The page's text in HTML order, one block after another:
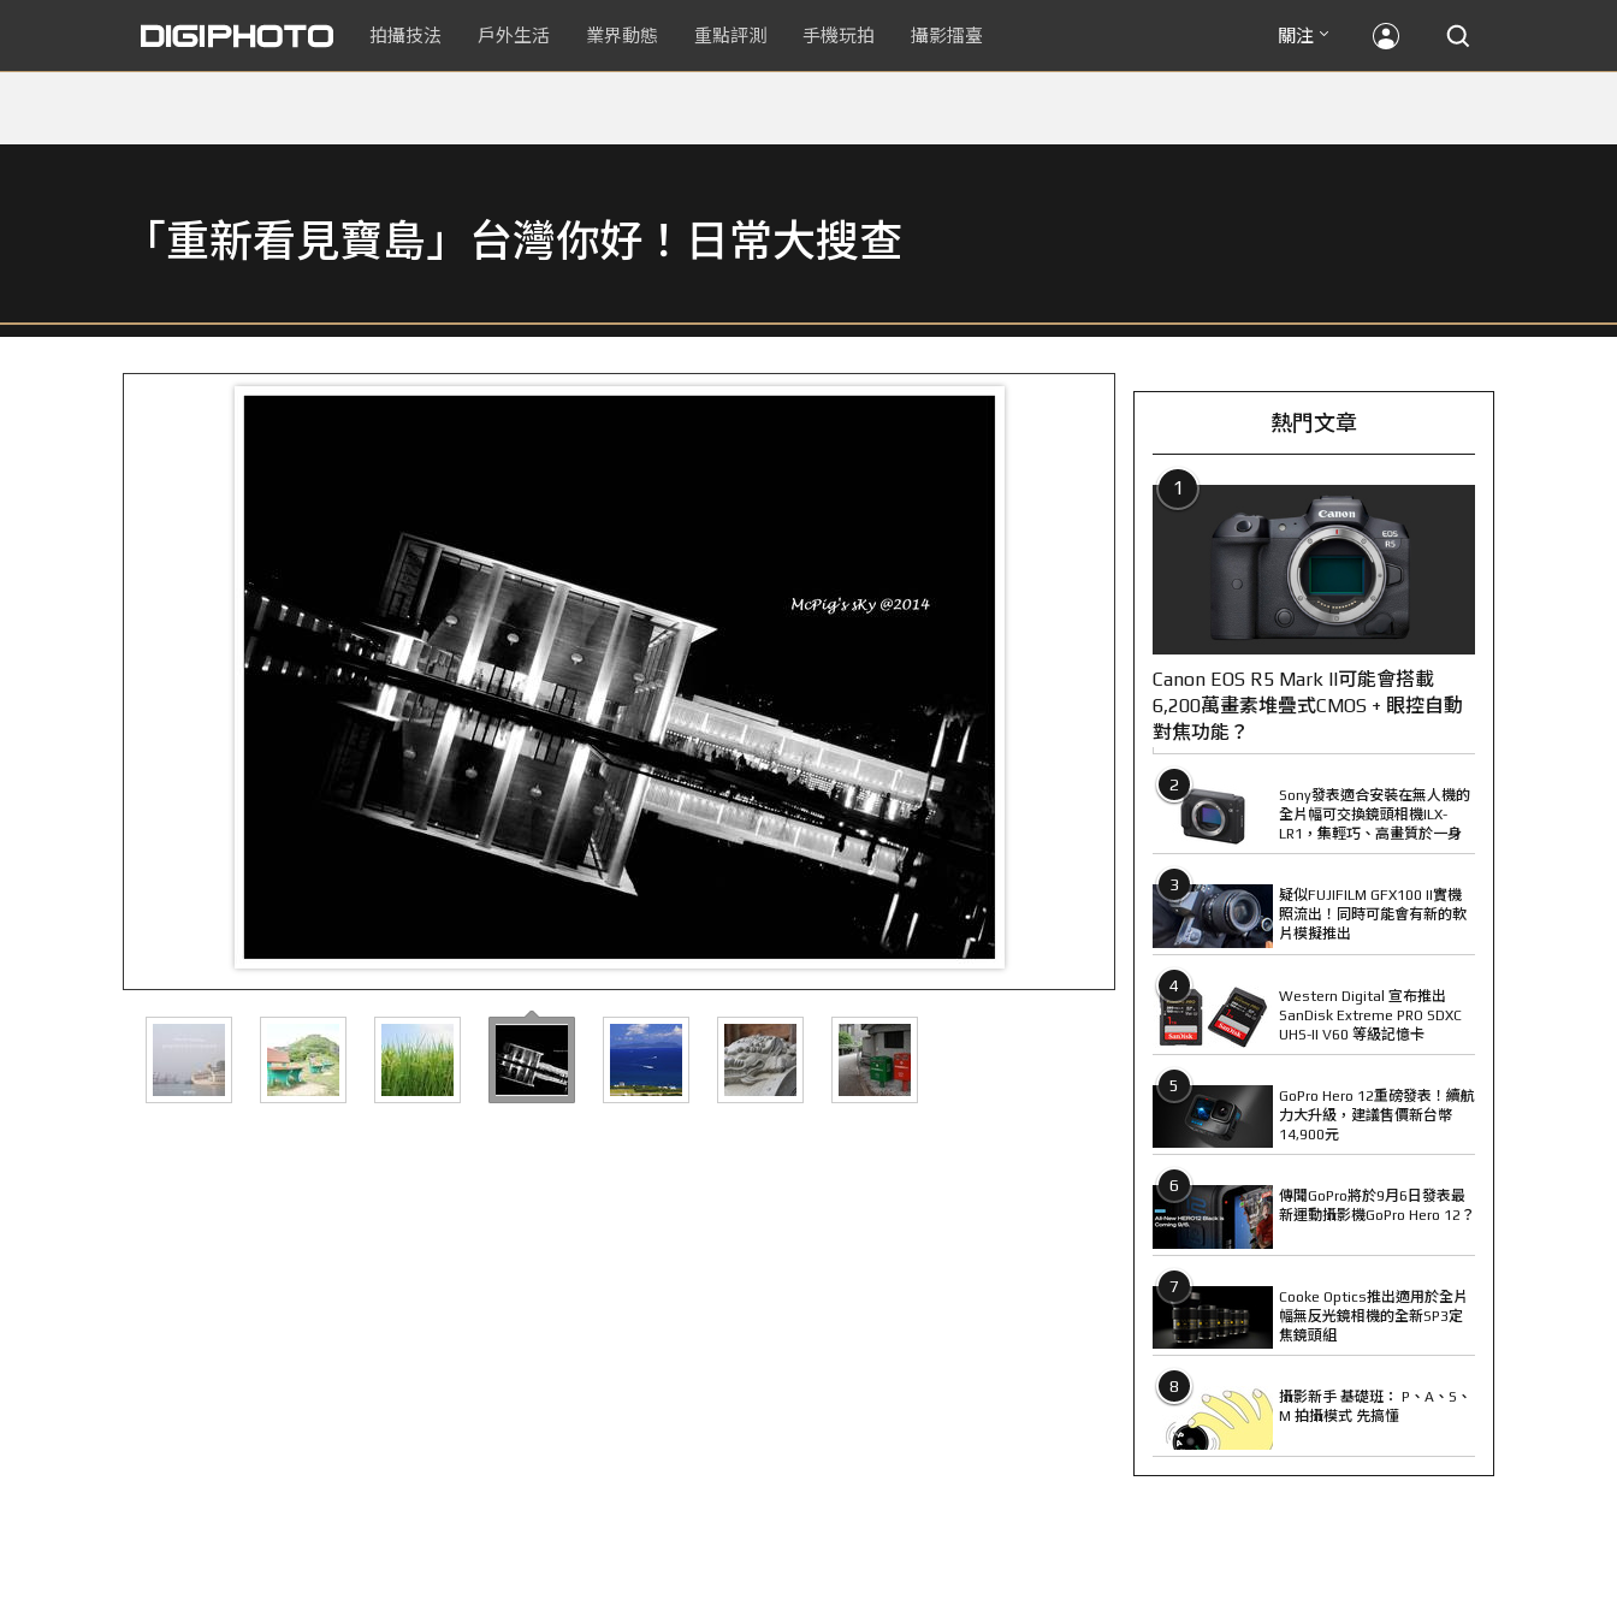
拍攝技法 戶外生活 業界動態 重點評測 手機玩拍 攝影擂臺 關注
「重新看見寶島」台灣你好！日常大搜查
熱門文章
1
Canon EOS R5 Mark II可能會搭載
6,200萬畫素堆疊式CMOS + 眼控自動
對焦功能？
2
Sony發表適合安裝在無人機的
全片幅可交換鏡頭相機ILX-
LR1，集輕巧、高畫質於一身
3
疑似FUJIFILM GFX100 II實機
照流出！同時可能會有新的軟
片模擬推出
4
Western Digital 宣布推出
SanDisk Extreme PRO SDXC
UHS-II V60 等級記憶卡
5
GoPro Hero 12重磅發表！續航
力大升級，建議售價新台幣
14,900元
6
傳聞GoPro將於9月6日發表最
新運動攝影機GoPro Hero 12？
7
Cooke Optics推出適用於全片
幅無反光鏡相機的全新SP3定
焦鏡頭組
8
攝影新手 基礎班： P、A、S、
M 拍攝模式 先搞懂